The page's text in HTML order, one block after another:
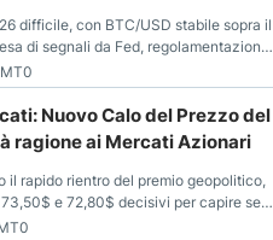
difficile, con BTC/USD stabile sopra il
di segnali da Fed, regolamentazione
Nuovo Calo del Prezzo del
ragione ai Mercati Azionari
il rapido rientro del premio geopolitico,
e 72,80$ decisivi per capire se il